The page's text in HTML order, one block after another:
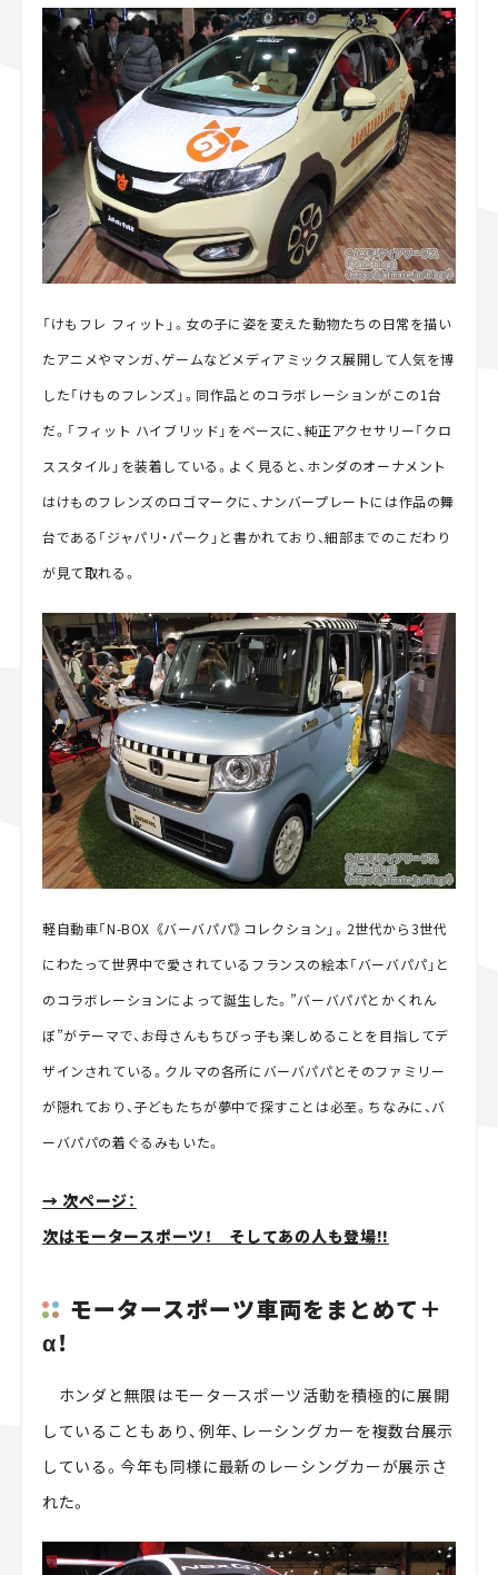
「けもフレ フィット」。女の子に姿を変えた動物たちの日常を描い
たアニメやマンガ、ゲームなどメディアミックス展開して人気を博
した「けものフレンズ」。同作品とのコラボレーションがこの1台
だ。「フィット ハイブリッド」をベースに、純正アクセサリー「クロ
ススタイル」を装着している。よく見ると、ホンダのオーナメント
はけものフレンズのロゴマークに、ナンバープレートには作品の舞
台である「ジャパリ・パーク」と書かれており、細部までのこだわり
が見て取れる。
軽自動車「N-BOX 《バーバパパ》コレクション」。2世代から3世代
にわたって世界中で愛されているフランスの絵本「バーバパパ」と
のコラボレーションによって誕生した。”バーバパパとかくれん
ぼ”がテーマで、お母さんもちびっ子も楽しめることを目指してデ
ザインされている。クルマの各所にバーバパパとそのファミリー
が隠れており、子どもたちが夢中で探すことは必至。ちなみに、バ
ーバパパの着ぐるみもいた。
→ 次ページ：
次はモータースポーツ！ そしてあの人も登場!!
モータースポーツ車両をまとめて＋
α！
ホンダと無限はモータースポーツ活動を積極的に展開
していることもあり、例年、レーシングカーを複数台展示
している。今年も同様に最新のレーシングカーが展示さ
れた。